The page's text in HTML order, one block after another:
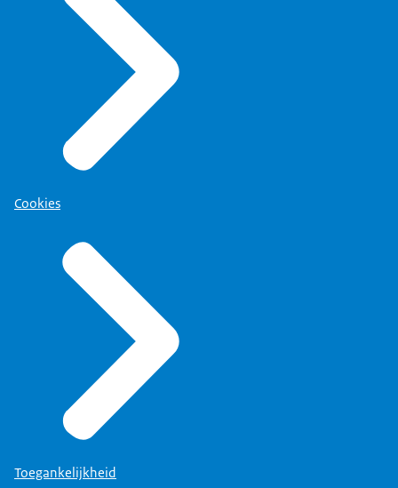
Die waakt over de continuïteit en dat
je niet het onderspit delft. Ik zou
die rol verder uitgewerkt willen
hebben. Ik vind het belangrijk om
daar beter over na te denken dan
over het terugbrengen binnen het
opdrachtgevers hadden heel veel te
zeggen. Ik hoop dat het nu minder is.
In mijn tijd als SG was ik de
eigenaar van het UWV en de SVB. Toen
heb ik af en toe richting mijn DG
gezegd dat dit nu niet kon. Dat we
dit niet zo gingen doen. Iemand moet
het in bescherming nemen en naar de
toekomst kijken. Naar de continuïteit
Cookies
Toegankelijkheid